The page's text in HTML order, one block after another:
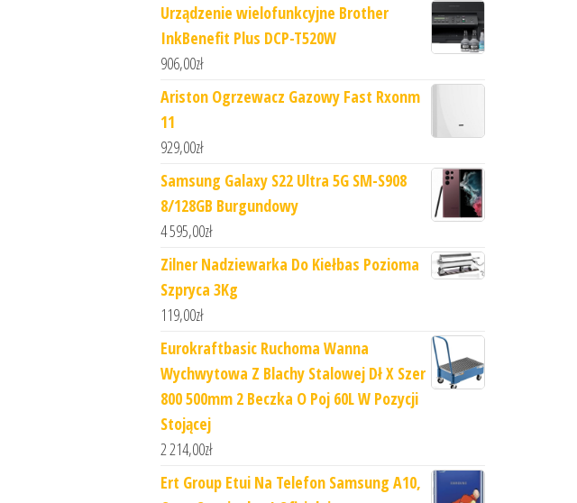
Urządzenie wielofunkcyjne Brother
InkBenefit Plus DCP-T520W
906,00zł
Ariston Ogrzewacz Gazowy Fast Rxonm
11
929,00zł
Samsung Galaxy S22 Ultra 5G SM-S908
8/128GB Burgundowy
4 595,00zł
Zilner Nadziewarka Do Kiełbas Pozioma
Szpryca 3Kg
119,00zł
Eurokraftbasic Ruchoma Wanna
Wychwytowa Z Blachy Stalowej Dł X Szer
800 500mm 2 Beczka O Poj 60L W Pozycji
Stojącej
2 214,00zł
Ert Group Etui Na Telefon Samsung A10,